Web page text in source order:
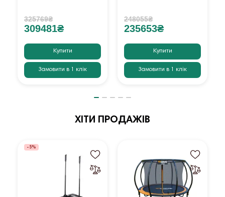
325769₴
309481₴
Купити
Замовити в 1 клік
248055₴
235653₴
Купити
Замовити в 1 клік
ХІТИ ПРОДАЖІВ
-5%